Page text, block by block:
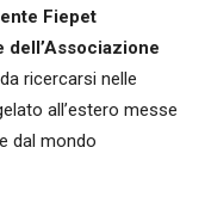
Fiepet
ricercarsi nelle
all’estero messe
dal mondo